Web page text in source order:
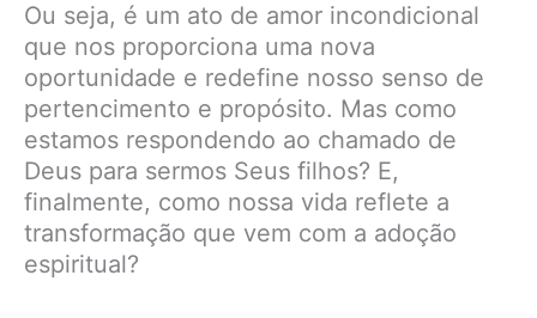
Ou seja, é um ato de amor incondicional
que nos proporciona uma nova
oportunidade e redefine nosso senso de
pertencimento e propósito. Mas como
estamos respondendo ao chamado de
Deus para sermos Seus filhos? E,
finalmente, como nossa vida reflete a
transformação que vem com a adoção
espiritual?